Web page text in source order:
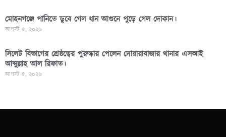
মোহনগঞ্জে পানিতে ডুবে গেল ধান আগুনে পুড়ে গেল দোকান।
আগস্ট ৫, ২০২৬
সিলেট বিভাগের শ্রেষ্ঠত্বের পুরুষ্কার পেলেন দোয়ারাবাজার থানার এসআই
আব্দুল্লাহ আল রিফাত।
আগস্ট ৫, ২০২৬